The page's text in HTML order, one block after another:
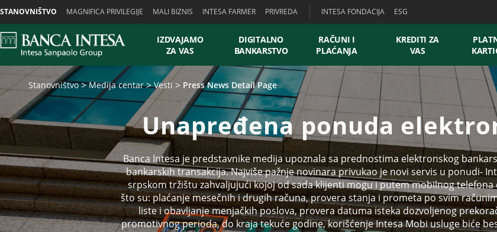
STANOVNIŠTVO MAGNIFICA PRIVILEGIJE MALI BIZNIS INTESA FARMER PRIVREDA INTESA FONDACIJA ESG
IZDVAJAMO
ZA VAS
DIGITALNO
BANKARSTVO
RAČUNI I
PLAĆANJA
KREDITI ZA
VAS
Stanovništvo Medija centar Vesti Press News Detail Page
Unapređena ponuda
Banca Intesa je predstavnike medija upoznala sa prednostima elektronskog
bankarskih transakcija. Najviše pažnje novinara privukao je novi servis u ponudi-
srpskom tržištu zahvaljujući kojoj od sada klijenti mogu i putem mobilnog telefona
što su: plaćanje mesečnih i drugih računa, provera stanja i prometa po svim
liste i obavljanje menjačkih poslova, provera datuma isteka dozvoljenog
promotivnog perioda, do kraja tekuće godine, korišćenje Intesa Mobi usluge biće